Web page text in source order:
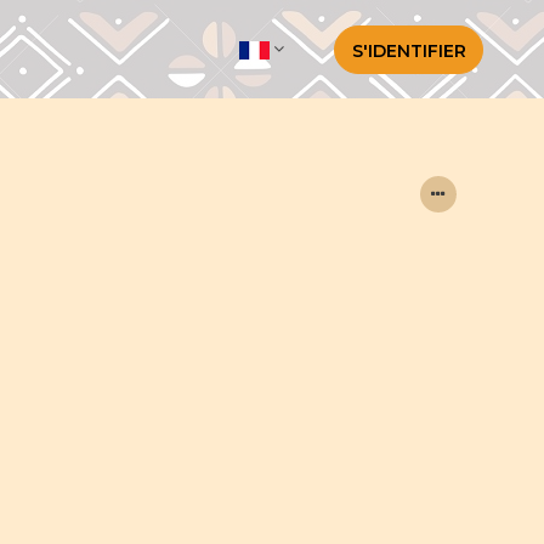
S'IDENTIFIER